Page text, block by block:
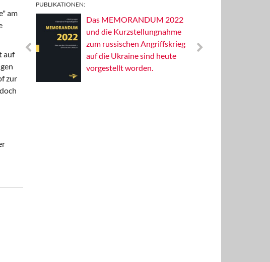
am
auf
zur
PUBLIKATIONEN:
Das MEMORANDUM 2022
und die Kurzstellungnahme
zum russischen Angriffskrieg
auf die Ukraine sind heute
vorgestellt worden.